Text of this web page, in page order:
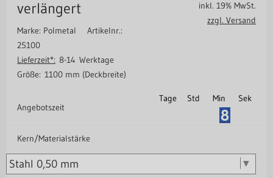
verlängert
Marke: Polmetal Artikelnr.:
25100
Lieferzeit*: 8-14 Werktage
Größe: 1100 mm (Deckbreite)
inkl. 19% MwSt.
zzgl. Versand
Angebotszeit
Tage Std Min Sek
Kern/Materialstärke